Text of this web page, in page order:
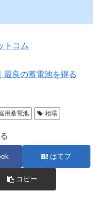
トコム
最良の蓄電池を得る
用蓄電池 相場
はてブ
コピー